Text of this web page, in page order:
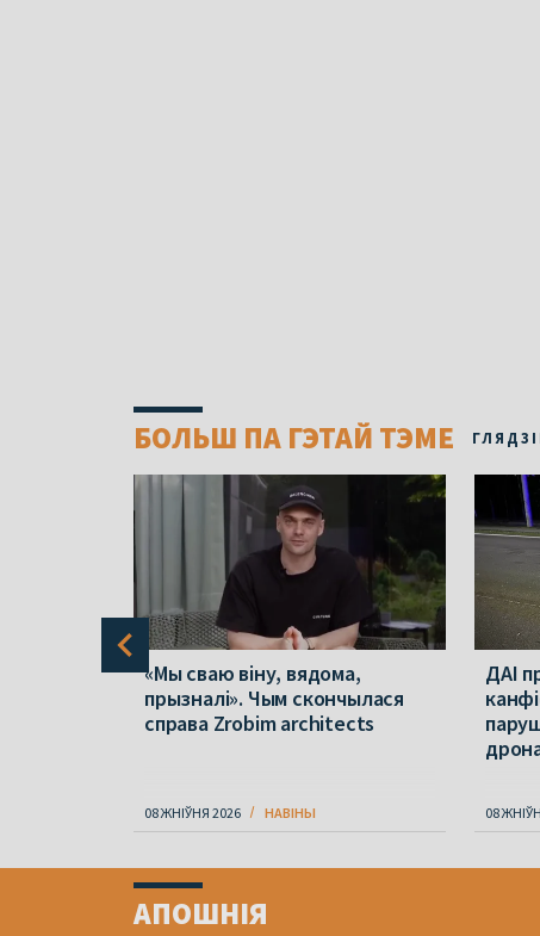
БОЛЬШ ПА ГЭТАЙ ТЭМЕ
«Мы сваю віну, вядома,
прызналі». Чым скончылася
справа Zrobim architects
08 ЖНІЎНЯ 2026 НАВІНЫ
ДАІ
08
ofАПОШНІЯ